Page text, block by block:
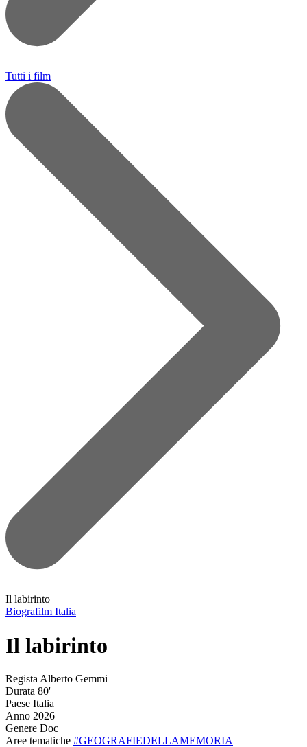
Tutti i film
Il labirinto
Biografilm Italia
Il labirinto
Regista Alberto Gemmi
Durata 80'
Paese Italia
Anno 2026
Genere Doc
Aree tematiche #GEOGRAFIEDELLAMEMORIA